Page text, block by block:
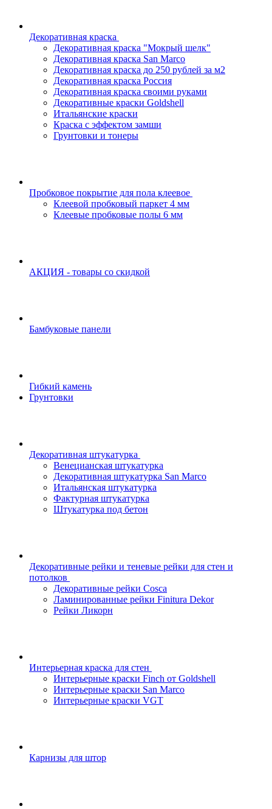
Декоративная краска
Декоративная краска "Мокрый шелк"
Декоративная краска San Marco
Декоративная краска до 250 рублей за м2
Декоративная краска Россия
Декоративная краска своими руками
Декоративные краски Goldshell
Итальянские краски
Краска с эффектом замши
Грунтовки и тонеры
Пробковое покрытие для пола клеевое
Клеевой пробковый паркет 4 мм
Клеевые пробковые полы 6 мм
АКЦИЯ - товары со скидкой
Бамбуковые панели
Гибкий камень
Грунтовки
Декоративная штукатурка
Венецианская штукатурка
Декоративная штукатурка San Marco
Итальянская штукатурка
Фактурная штукатурка
Штукатурка под бетон
Декоративные рейки и теневые рейки для стен и
потолков
Декоративные рейки Cosca
Ламинированные рейки Finitura Dekor
Рейки Ликорн
Интерьерная краска для стен
Интерьерные краски Finch от Goldshell
Интерьерные краски San Marco
Интерьерные краски VGT
Карнизы для штор